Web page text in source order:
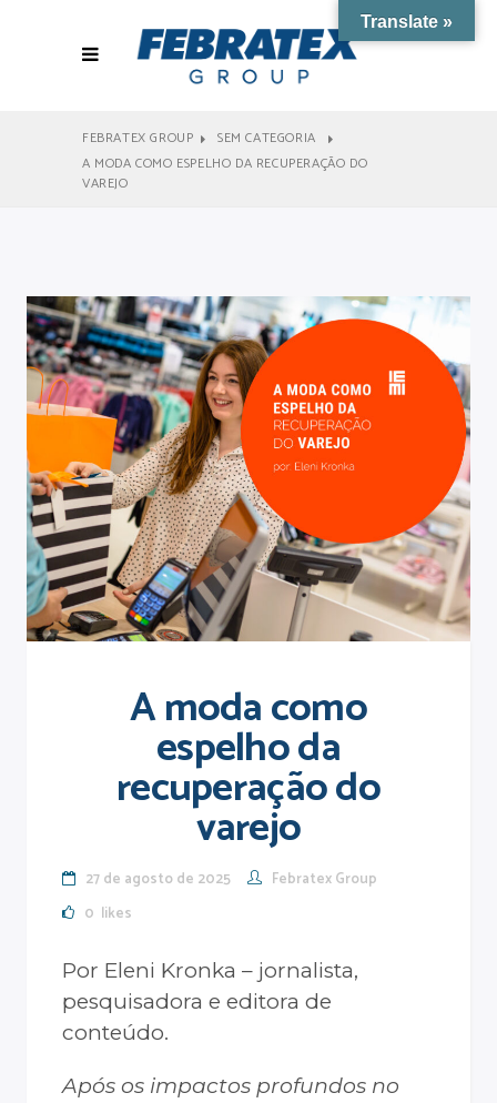
FEBRATEX GROUP
SEM CATEGORIA
A MODA COMO ESPELHO DA RECUPERAÇÃO DO
VAREJO
A moda como
espelho da
recuperação do
varejo
27 de agosto de 2025
Febratex Group
0 likes
Por Eleni Kronka – jornalista,
pesquisadora e editora de
conteúdo.
Após os impactos profundos no
Translate »